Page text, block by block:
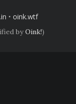
• oink.wtf
byOink!)